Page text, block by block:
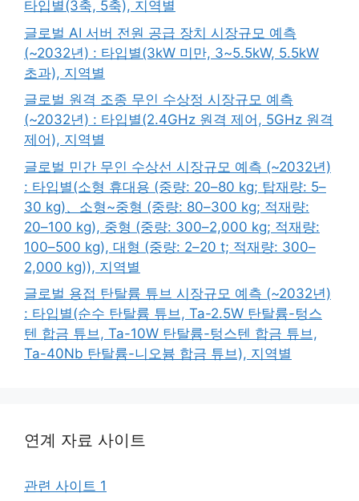
타입별(3축, 5축), 지역별
글로벌 AI 서버 전원 공급 장치 시장규모 예측
(~2032년) : 타입별(3kW 미만, 3~5.5kW, 5.5kW
초과), 지역별
글로벌 원격 조종 무인 수상정 시장규모 예측
(~2032년) : 타입별(2.4GHz 원격 제어, 5GHz 원격
제어), 지역별
글로벌 민간 무인 수상선 시장규모 예측 (~2032년)
: 타입별(소형 휴대용 (중량: 20–80 kg; 탑재량: 5–
30 kg)、소형~중형 (중량: 80–300 kg; 적재량:
20–100 kg), 중형 (중량: 300–2,000 kg; 적재량:
100–500 kg), 대형 (중량: 2–20 t; 적재량: 300–
2,000 kg)), 지역별
글로벌 용접 탄탈륨 튜브 시장규모 예측 (~2032년)
: 타입별(순수 탄탈륨 튜브, Ta-2.5W 탄탈륨-텅스
텐 합금 튜브, Ta-10W 탄탈륨-텅스텐 합금 튜브,
Ta-40Nb 탄탈륨-니오븀 합금 튜브), 지역별
연계 자료 사이트
관련 사이트 1